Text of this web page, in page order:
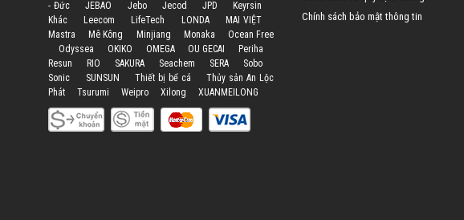
- Đức
JEBAO Jebo Jecod JPD
Keyrsin
Khác
Leecom LifeTech LONDA
MAI VIỆT
Mastra
Mê Kông Minjiang Monaka
Ocean Free
Odyssea
OKIKO OMEGA OU GECAI
Periha
Resun
RIO SAKURA Seachem SERA
Sobo
Sonic
SUNSUN Thiết bị bể cá
Thủy sản An Lộc
Phát
Tsurumi Weipro Xilong XUANMEILONG
Chính sách bảo mật thông tin